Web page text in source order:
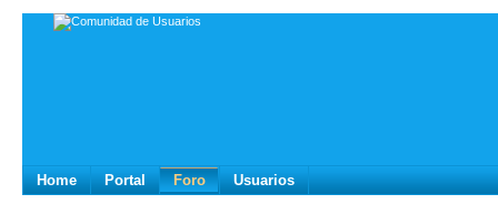
Home Portal Foro Usuarios